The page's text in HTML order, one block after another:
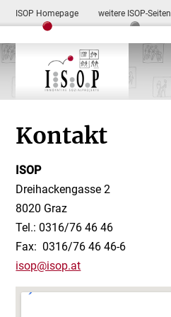
ISOP Homepage weitere ISOP-Seiten
Kontakt
ISOP
Dreihackengasse 2
8020 Graz
Tel.: 0316/76 46 46
Fax: 0316/76 46 46-6
isop@isop.at